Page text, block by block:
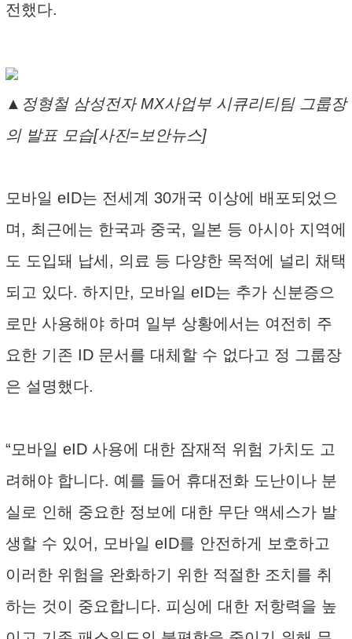
전했다.
▲정형철 삼성전자 MX사업부 시큐리티팀 그룹장
의 발표 모습[사진=보안뉴스]
모바일 eID는 전세계 30개국 이상에 배포되었으
며, 최근에는 한국과 중국, 일본 등 아시아 지역에
도 도입돼 납세, 의료 등 다양한 목적에 널리 채택
되고 있다. 하지만, 모바일 eID는 추가 신분증으
로만 사용해야 하며 일부 상황에서는 여전히 주
요한 기존 ID 문서를 대체할 수 없다고 정 그룹장
은 설명했다.
“모바일 eID 사용에 대한 잠재적 위험 가치도 고
려해야 합니다. 예를 들어 휴대전화 도난이나 분
실로 인해 중요한 정보에 대한 무단 액세스가 발
생할 수 있어, 모바일 eID를 안전하게 보호하고
이러한 위험을 완화하기 위한 적절한 조치를 취
하는 것이 중요합니다. 피싱에 대한 저항력을 높